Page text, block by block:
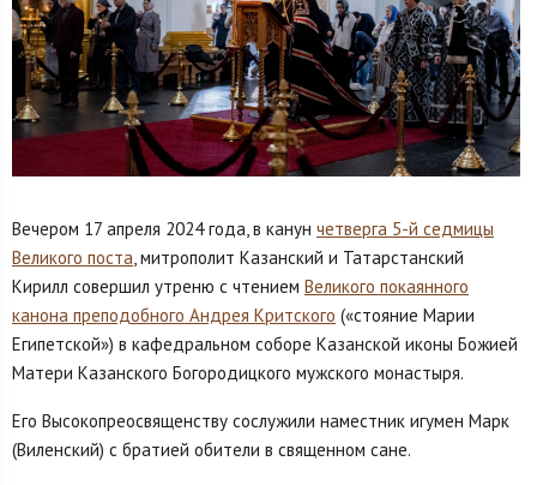
Вечером 17 апреля 2024 года, в канун четверга 5-й седмицы
Великого поста, митрополит Казанский и Татарстанский
Кирилл совершил утреню с чтением Великого покаянного
канона преподобного Андрея Критского («стояние Марии
Египетской») в кафедральном соборе Казанской иконы Божией
Матери Казанского Богородицкого мужского монастыря.
Его Высокопреосвященству сослужили наместник игумен Марк
(Виленский) с братией обители в священном сане.